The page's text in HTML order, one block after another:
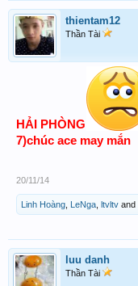
thientam12
Thần Tài
HẢI PHÒNG
7)chúc ace may mắn
20/11/14
Linh Hoàng LeNga ltvltv and
luu danh
Thần Tài